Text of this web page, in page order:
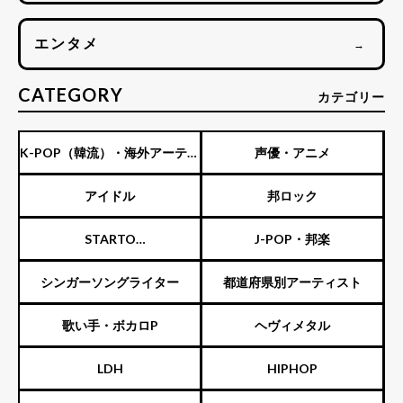
エンタメ →
CATEGORY カテゴリー
K-POP（韓流）・海外アーティ
スト
声優・アニメ
アイドル 邦ロック
STARTO
ENTERTAINMENT（旧ジャニ
ーズ）
J-POP・邦楽
シンガーソングライター 都道府県別アーティスト
歌い手・ボカロP ヘヴィメタル
LDH HIPHOP